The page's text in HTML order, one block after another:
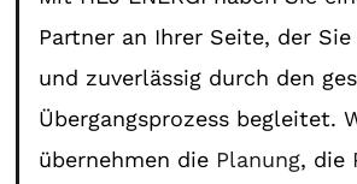
Partner an Ihrer Seite, der
und zuverlässig durch den
Übergangsprozess begleitet.
übernehmen die Planung, die